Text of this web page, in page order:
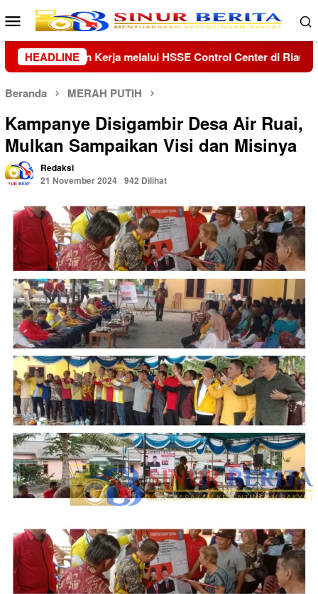
Loncat
ke
konten
Menu
Mobile
HEADLINE
di Riau dan Kepri Kolaborasi Lanud Sjamsudin
Beranda MERAH PUTIH
Kampanye Disigambir Desa Air Ruai,
Mulkan Sampaikan Visi dan Misinya
Redaksi
21 November 2024 942 Dilihat